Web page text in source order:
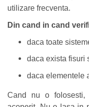
utilizare frecventa.
Din cand in cand
daca toate
daca exista fisuri
daca elementele
Cand nu o folosesti,